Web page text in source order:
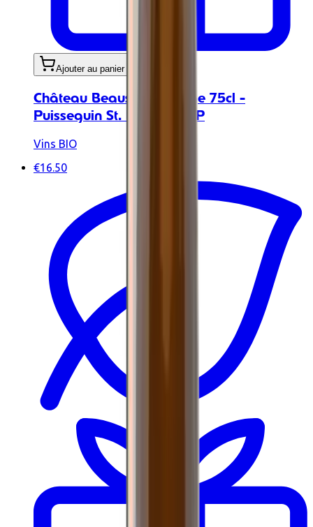
Ajouter au panier
Château Beausejour rouge 75cl -
Puisseguin St. Emilion AOP
Vins BIO
€16.50